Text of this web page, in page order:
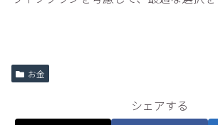
お金
シェアする